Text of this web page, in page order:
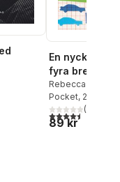
Totalt antal röster:
En nyckel, en
fyra brev
Rebecca Stead
Pocket, 2013
4,5utav 5(
89 kr